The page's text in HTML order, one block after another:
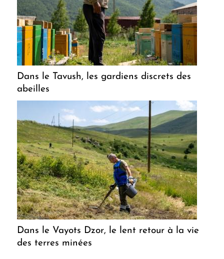
Dans le Tavush, les gardiens discrets des
abeilles
Dans le Vayots Dzor, le lent retour à la vie
des terres minées